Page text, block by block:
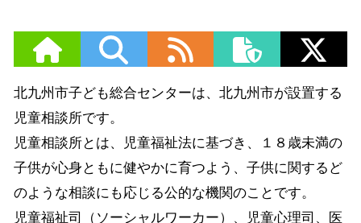
北九州市子ども総合センターは、北九州市が設置する
児童相談所です。
児童相談所とは、児童福祉法に基づき、１８歳未満の
子供が心身ともに健やかに育つよう、子供に関するど
のような相談にも応じる公的な機関のことです。
児童福祉司（ソーシャルワーカー）、児童心理司、医